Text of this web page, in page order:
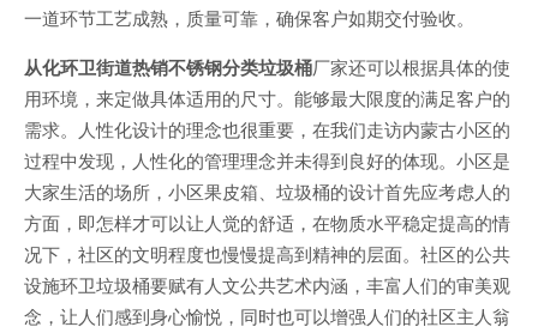
一道环节工艺成熟，质量可靠，确保客户如期交付验收。
从化环卫街道热销不锈钢分类垃圾桶厂家还可以根据具体的使
用环境，来定做具体适用的尺寸。能够最大限度的满足客户的
需求。人性化设计的理念也很重要，在我们走访内蒙古小区的
过程中发现，人性化的管理理念并未得到良好的体现。小区是
大家生活的场所，小区果皮箱、垃圾桶的设计首先应考虑人的
方面，即怎样才可以让人觉的舒适，在物质水平稳定提高的情
况下，社区的文明程度也慢慢提高到精神的层面。社区的公共
设施环卫垃圾桶要赋有人文公共艺术内涵，丰富人们的审美观
念，让人们感到身心愉悦，同时也可以增强人们的社区主人翁